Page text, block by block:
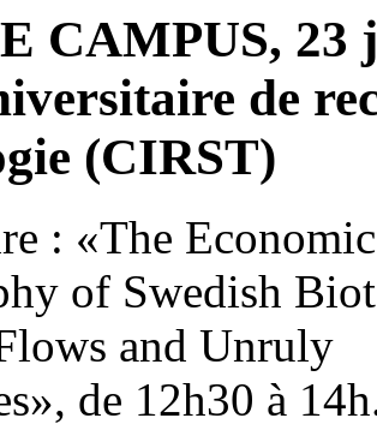
CAMPUS, 23
de
(CIRST)
: «The Economic
of Swedish
and Unruly
de 12h30 à